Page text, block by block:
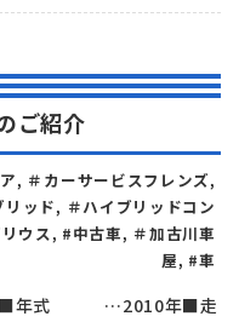
ご紹介
, ＃カーサービスフレンズ,
ッド, ＃ハイブリッドコン
ウス, #中古車, ＃加古川車
屋, #車
ド■年式 …2010年■走